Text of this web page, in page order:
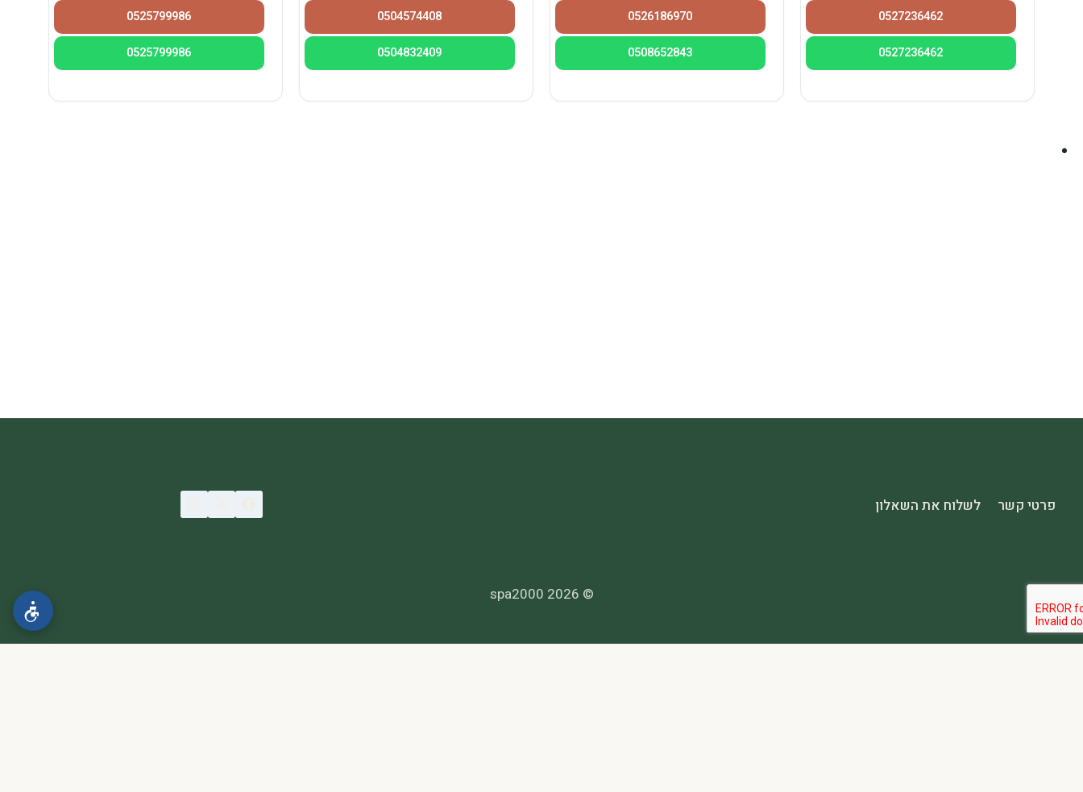
0527236462
0527236462
0526186970
0508652843
0504574408
0504832409
0525799986
0525799986
פרטי קשר לשלוח את השאלון
© 2026 spa2000